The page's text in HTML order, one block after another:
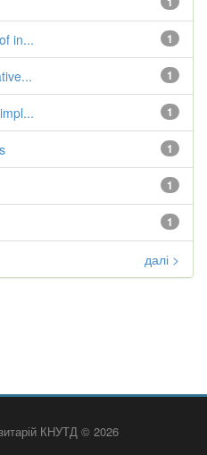
1
in...
1
1
1
1
1
далі >
КНУТД © 2026